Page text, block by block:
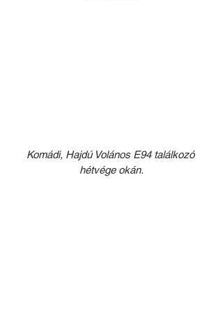
Komádi, Hajdú Volános E94 találkozó
hétvége okán.